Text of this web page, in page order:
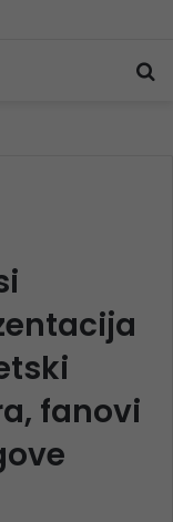
dalje…
fanovi